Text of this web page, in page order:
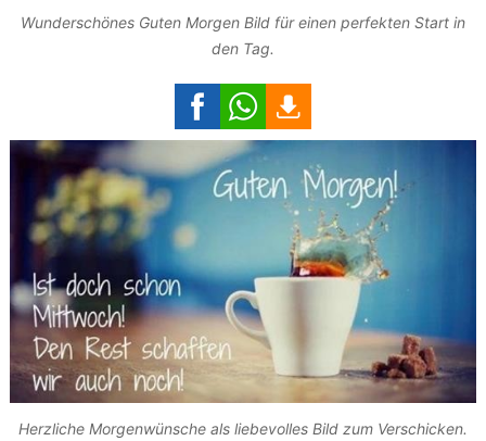
Wunderschönes Guten Morgen Bild für einen perfekten Start in
den Tag.
Herzliche Morgenwünsche als liebevolles Bild zum Verschicken.